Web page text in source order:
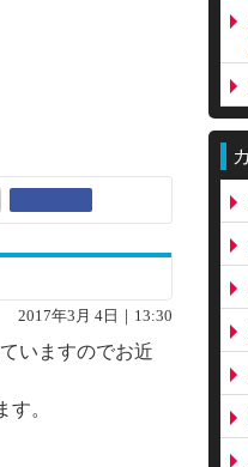
2017年3月 4日｜13:30
いますのでお近
。